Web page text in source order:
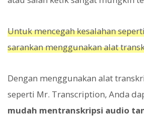
Untuk mencegah kesalahan
sarankan menggunakan alat
Dengan menggunakan alat
seperti Mr. Transcription, Anda
mudah mentranskripsi audio